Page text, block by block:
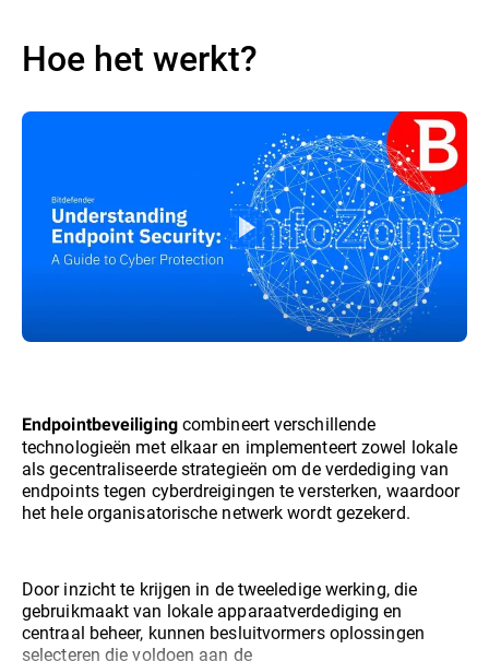
Hoe het werkt?
Endpointbeveiligingcombineert verschillende
technologieën met elkaar en implementeert zowel lokale
als gecentraliseerde strategieën om de verdediging van
endpoints tegen cyberdreigingen te versterken, waardoor
het hele organisatorische netwerk wordt gezekerd.
Door inzicht te krijgen in de tweeledige werking, die
gebruikmaakt van lokale apparaatverdediging en
centraal beheer, kunnen besluitvormers oplossingen
selecteren die voldoen aan de